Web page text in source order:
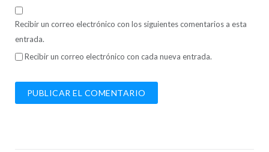
Recibir un correo electrónico con los siguientes comentarios a esta
entrada.
Recibir un correo electrónico con cada nueva entrada.